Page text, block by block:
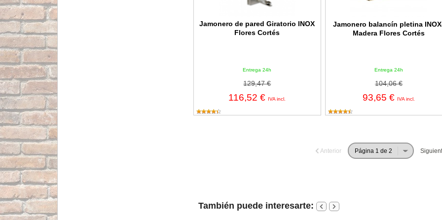
Jamonero de pared Giratorio INOX
Flores Cortés
Entrega 24h
129,47 €
116,52 € IVA incl.
Jamonero balancín pletina
Madera Flores Cortés
Entrega 24h
104,06 €
93,65 € IVA incl.
Anterior
También puede interesarte: